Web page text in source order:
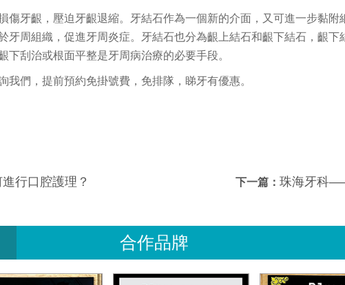
傷牙齦，壓迫牙齦退縮。牙結石作為一個新的介面，又可進一步黏附
牙周組織，促進牙周炎症。牙結石也分為齦上結石和齦下結石，齦下
下刮治或根面平整是牙周病治療的必要手段。
我們，提前預約免掛號費，免排隊，睇牙有優惠。
行口腔護理？ 下一篇：珠海牙科
合作品牌